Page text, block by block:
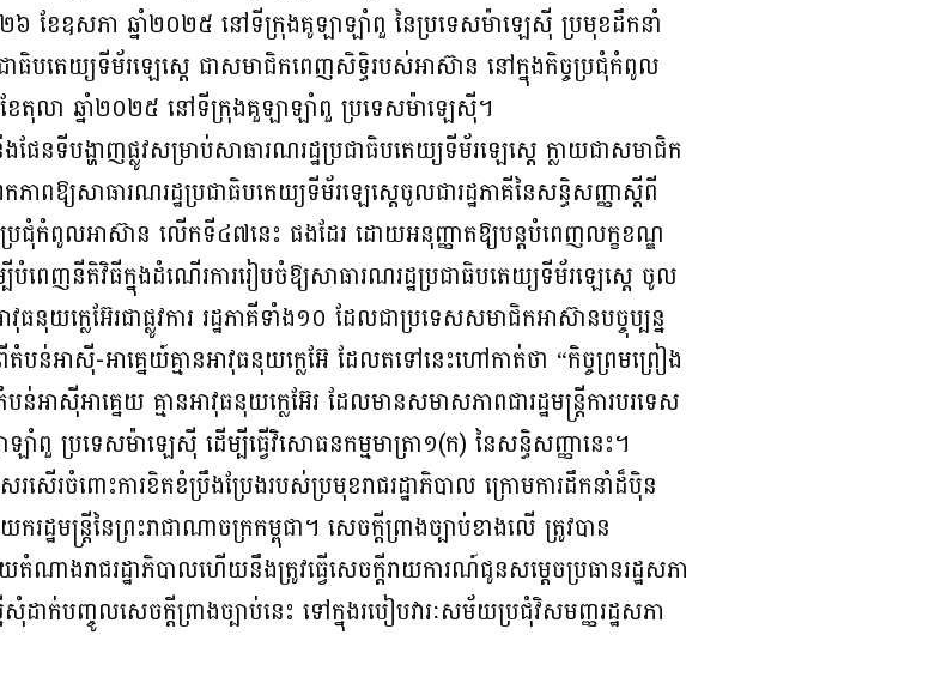
៦ ខែឧសភា ឆ្នាំ២០២៥ នៅទីក្រុងគូឡាឡាំពួ នៃប្រទេសម៉ាឡេស៊ី ប្រមុខដឹកនាំ
ធិបតេយ្យទីម័រឡេស្តេ ជាសមាជិកពេញសិទ្ធិរបស់អាស៊ាន នៅក្នុងកិច្ចប្រជុំកំពូល
ែតុលា ឆ្នាំ២០២៥ នៅទីក្រុងគួឡាឡាំពួ ប្រទេសម៉ាឡេស៊ី។
ែនទីបង្ហាញផ្លូវសម្រាប់សាធារណរដ្ឋប្រជាធិបតេយ្យទីម័រឡេស្តេ ក្លាយជាសមាជិក
ឱ្យសាធារណរដ្ឋប្រជាធិបតេយ្យទីម័រឡេស្តេចូលជារដ្ឋភាគីនៃសន្ធិសញ្ញាស្តីពី
ចប្រជុំកំពូលអាស៊ាន លើកទី៤៧នេះ ផងដែរ ដោយអនុញ្ញាតឱ្យបន្តបំពេញលក្ខខណ្ឌ
នីតិវិធីក្នុងដំណើរការរៀបចំឱ្យសាធារណរដ្ឋប្រជាធិបតេយ្យទីម័រឡេស្តេ ចូល
ធនុយក្លេអ៊ែរជាផ្លូវការ រដ្ឋភាគីទាំង១០ ដែលជាប្រទេសសមាជិកអាស៊ានបច្ចុប្បន្ន
បន់អាស៊ី-អាគ្នេយ៍គ្មានអាវុធនុយក្លេអ៊ែ ដែលតទៅនេះហៅកាត់ថា “កិច្ចព្រមព្រៀង
អាស៊ីអាគ្នេយ គ្មានអាវុធនុយក្លេអ៊ែរ ដែលមានសមាសភាពជារដ្ឋមន្ត្រីការបរទេស
ប្រទេសម៉ាឡេស៊ី ដើម្បីធ្វើវិសោធនកម្មមាត្រា១(ក) នៃសន្ធិសញ្ញានេះ។
ចំពោះការខិតខំប្រឹងប្រែងរបស់ប្រមុខរាជរដ្ឋាភិបាល ក្រោមការដឹកនាំដ៏ប៉ិន
ន្ត្រីនៃព្រះរាជាណាចក្រកម្ពុជា។ សេចក្តីព្រាងច្បាប់ខាងលើ ត្រូវបាន
ាងរាជរដ្ឋាភិបាលហើយនឹងត្រូវធ្វើសេចក្តីរាយការណ៍ជូនសម្តេចប្រធានរដ្ឋសភា
ដាក់បញ្ចូលសេចក្តីព្រាងច្បាប់នេះ ទៅក្នុងរបៀបវារៈសម័យប្រជុំវិសមញ្ញរដ្ឋសភា